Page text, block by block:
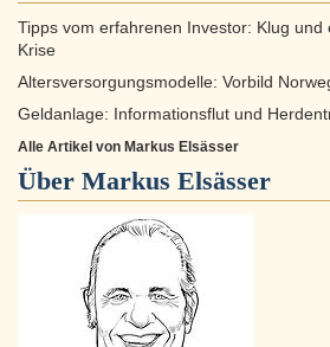
Tipps vom erfahrenen Investor: Klug und
Krise
Altersversorgungsmodelle: Vorbild
Geldanlage: Informationsflut und
Alle Artikel von Markus Elsässer
Über Markus Elsässer